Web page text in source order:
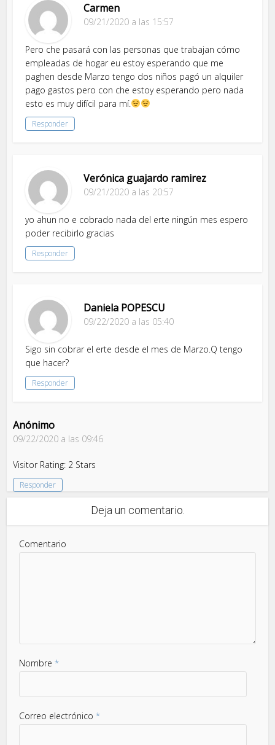
Carmen
09/21/2020 a las 15:57
Pero che pasará con las personas que trabajan cómo
empleadas de hogar eu estoy esperando que me
paghen desde Marzo tengo dos niños pagó un alquiler
pago gastos pero con che estoy esperando pero nada
esto es muy difícil para mí.
Responder
Verónica guajardo ramirez
09/21/2020 a las 20:57
yo ahun no e cobrado nada del erte ningún mes espero
poder recibirlo gracias
Responder
Daniela POPESCU
09/22/2020 a las 05:40
Sigo sin cobrar el erte desde el mes de Marzo.Q tengo
que hacer?
Responder
Anónimo
09/22/2020 a las 09:46
Visitor Rating: 2 Stars
Responder
Deja un comentario.
Comentario
Nombre*
Correo electrónico*